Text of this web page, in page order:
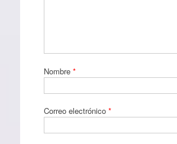
Nombre *
Correo electrónico *